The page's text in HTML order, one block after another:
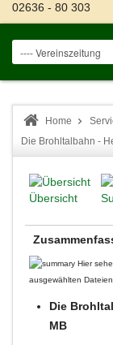
02636 - 80 303
Home
Die Brohltalbahn -
Übersicht
Hier
ausgewählten Dateien
Die
MB